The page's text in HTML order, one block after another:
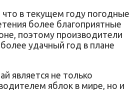
в текущем году погодные
более благоприятные
поэтому производители
удачный год в плане
является не только
яблок в мире, но и